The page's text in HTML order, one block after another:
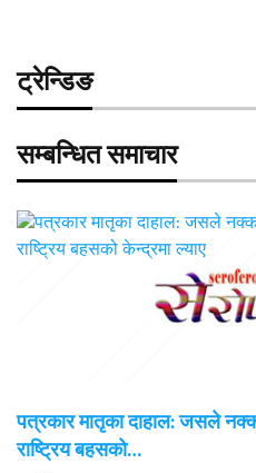
ट्रेन्डिङ
सम्बन्धित समाचार
पत्रकार मातृका दाहाल: जसले
राष्ट्रिय बहसको…